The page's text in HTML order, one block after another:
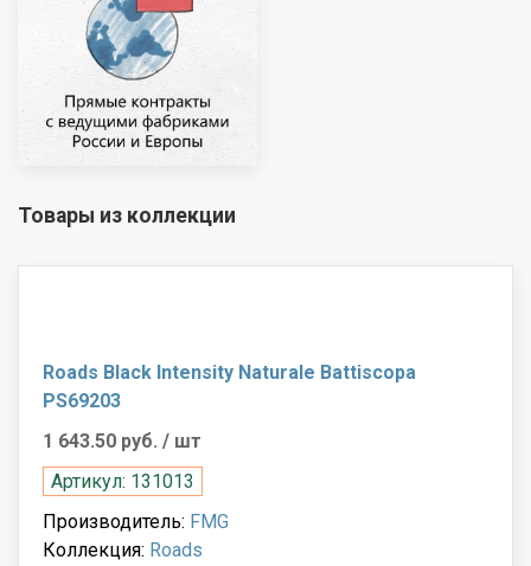
Товары из коллекции
Roads Black Intensity Naturale Battiscopa
PS69203
1 643.50 руб. / шт
Артикул: 131013
Производитель: FMG
Коллекция: Roads